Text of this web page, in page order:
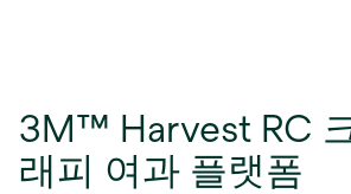
3M™ Harvest RC
래피 여과 플랫폼